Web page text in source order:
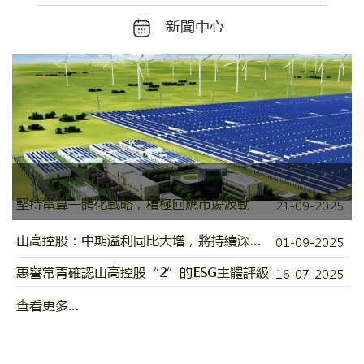
新聞中心
堅持電算一體化戰略，積極回應市場波動 21-09-2025
山高控股：中期溢利同比大增，將持續深化
“電算融合”生態建設
01-09-2025
惠譽常青確認山高控股“2”的ESG主體評級 16-07-2025
查看更多…